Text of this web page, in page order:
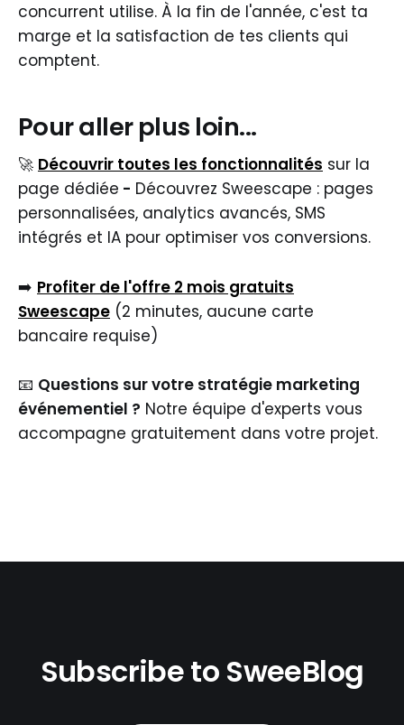
concurrent utilise. À la fin de l'année, c'est ta
marge et la satisfaction de tes clients qui
comptent.
Pour aller plus loin...
🚀 Découvrir toutes les fonctionnalités sur la
page dédiée - Découvrez Sweescape : pages
personnalisées, analytics avancés, SMS
intégrés et IA pour optimiser vos conversions.
➡️ Profiter de l'offre 2 mois gratuits
Sweescape (2 minutes, aucune carte
bancaire requise)
📧 Questions sur votre stratégie marketing
événementiel ? Notre équipe d'experts vous
accompagne gratuitement dans votre projet.
Subscribe to SweeBlog